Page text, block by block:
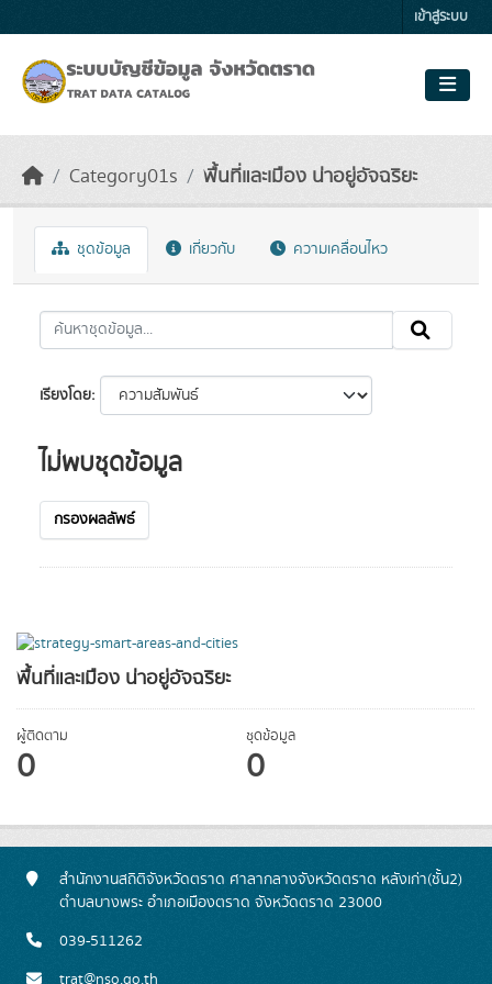
เข้าสู่ระบบ
Category01s พื้นที่และเมือง น่าอยู่อัจฉริยะ
พื้นที่และเมือง น่าอยู่อัจฉริยะ
ผู้ติดตาม
0
ชุดข้อมูล
0
ชุดข้อมูล เกี่ยวกับ ความเคลื่อนไหว
เรียงโดย
ไม่พบชุดข้อมูล
กรองผลลัพธ์
สำนักงานสถิติจังหวัดตราด ศาลากลางจังหวัดตราด หลังเก่า(ชั้น2)
ตำบลบางพระ อำเภอเมืองตราด จังหวัดตราด 23000
039-511262
trat@nso.go.th